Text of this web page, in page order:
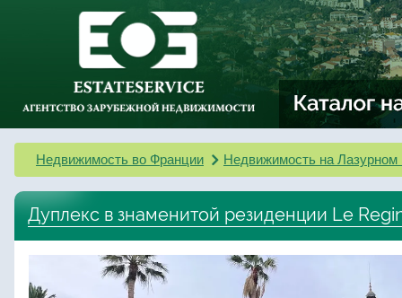
Недвижимость во Франции Недвижимость на Лазурном
Дуплекс в знаменитой резиденции Le